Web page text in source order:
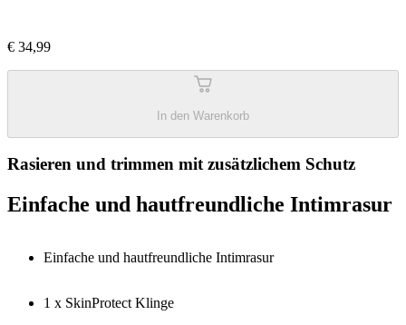
€ 34,99
In den Warenkorb
Rasieren und trimmen mit zusätzlichem Schutz
Einfache und hautfreundliche Intimrasur
Einfache und hautfreundliche Intimrasur
1 x SkinProtect Klinge